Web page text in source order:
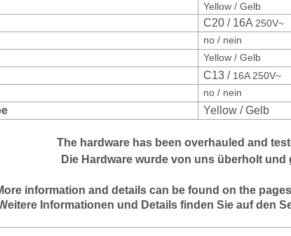
Yellow / Gelb
C20 / 16A 250V~
no / nein
Yellow / Gelb
C13 / 16A 250V~
no / nein
Yellow / Gelb
The hardware has been overhauled and
Die Hardware wurde von uns überholt und
information and details can be found on the
Informationen und Details finden Sie auf den